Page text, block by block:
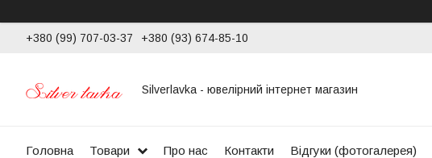
+380 (99) 707-03-37 +380 (93) 674-85-10
Silverlavka - ювелірний інтернет магазин
Головна Товари Про нас Контакти Відгуки (фотогалерея)